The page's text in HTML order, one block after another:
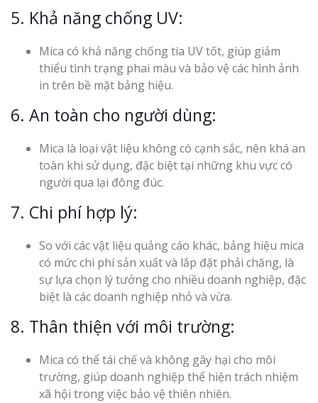
5. Khả năng chống UV:
Mica có khả năng chống tia UV tốt, giúp giảm
thiểu tình trạng phai màu và bảo vệ các hình ảnh
in trên bề mặt bảng hiệu.
6. An toàn cho người dùng:
Mica là loại vật liệu không có cạnh sắc, nên khá an
toàn khi sử dụng, đặc biệt tại những khu vực có
người qua lại đông đúc.
7. Chi phí hợp lý:
So với các vật liệu quảng cáo khác, bảng hiệu mica
có mức chi phí sản xuất và lắp đặt phải chăng, là
sự lựa chọn lý tưởng cho nhiều doanh nghiệp, đặc
biệt là các doanh nghiệp nhỏ và vừa.
8. Thân thiện với môi trường:
Mica có thể tái chế và không gây hại cho môi
trường, giúp doanh nghiệp thể hiện trách nhiệm
xã hội trong việc bảo vệ thiên nhiên.